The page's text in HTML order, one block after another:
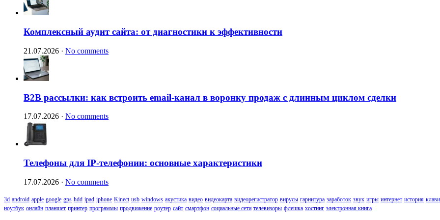
Комплексный аудит сайта: от диагностики к эффективности
21.07.2026 · No comments
B2B рассылки: как встроить email-канал в воронку продаж с длинным циклом сделки
17.07.2026 · No comments
Телефоны для IP-телефонии: основные характеристики
17.07.2026 · No comments
3d android apple google gps hdd ipad iphone Kinect usb windows акустика видео видеокарта видеорегистратор вирусы гарнитура заработок звук игры интернет история
ноутбук онлайн планшет принтер программы продвижение роутер сайт смартфон социальные сети телевизоры флешка хостинг электронная книга